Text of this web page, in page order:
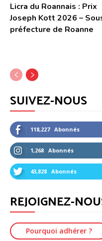
Licra du Roannais : Prix
Joseph Kott 2026 –
préfecture de Roanne
SUIVEZ-NOUS
118,227 Abonnés
1,268 Abonnés
43,828 Abonnés
REJOIGNEZ-
Pourquoi adhérer ?